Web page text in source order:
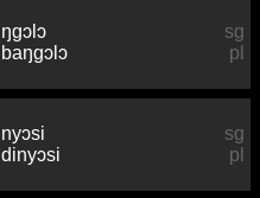
ŋɡɔlɔ
sg
baŋɡɔlɔ
pl
nyɔsi
sg
dinyɔsi
pl